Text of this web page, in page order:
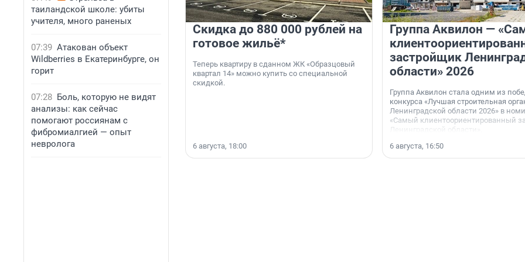
таиландской школе: убиты
учителя, много раненых
07:39 Атакован объект
Wildberries в Екатеринбурге, он
горит
07:28 Боль, которую не видят
анализы: как сейчас
помогают россиянам с
фибромиалгией — опыт
невролога
Скидка до 880 000 рублей на
готовое жильё*
Теперь квартиру в сданном ЖК «Образцовый
квартал 14» можно купить со специальной
скидкой.
6 августа, 18:00
Группа Аквилон —
застройщик
области» 2026
Группа Аквилон стала одним из
конкурса «Лучшая строительная
Ленинградской области 2026» в
«Самый клиентоориентированный
Ленинградской области».
6 августа, 16:50